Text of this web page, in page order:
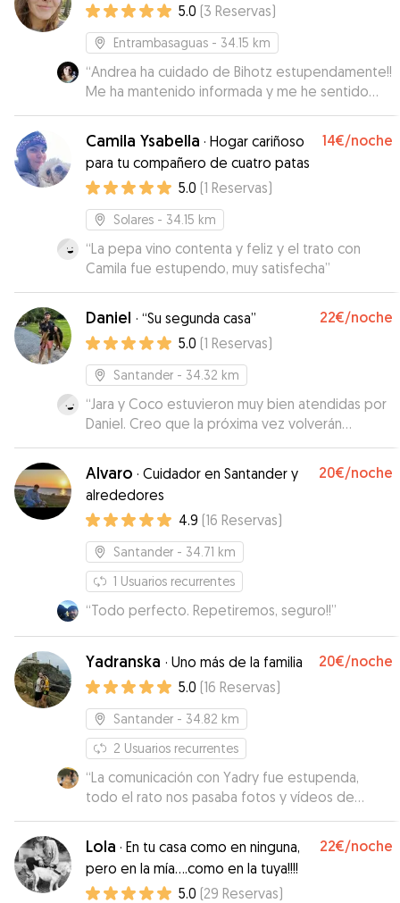
5.0 (3 Reservas)
Entrambasaguas - 34.15 km
“Andrea ha cuidado de Bihotz estupendamente!!
Me ha mantenido informada y me he sentido
muy agusto con ella, y lo más importante es que
Bihotz ha estado como en casa. Repetiré!!”
Camila Ysabella · Hogar cariñoso
para tu compañero de cuatro patas
14€/noche
5.0 (1 Reservas)
Solares - 34.15 km
“La pepa vino contenta y feliz y el trato con
Camila fue estupendo, muy satisfecha”
Daniel · “Su segunda casa” 22€/noche
5.0 (1 Reservas)
Santander - 34.32 km
“Jara y Coco estuvieron muy bien atendidas por
Daniel. Creo que la próxima vez volverán
contentas. La comunicación con nosotros
también fue buena, nos envió fotos, vídeos...
Contaremos con él la próxima vez que
necesitemos dejar a nuestras peludas con
alguien”
Alvaro · Cuidador en Santander y
alrededores
20€/noche
4.9 (16 Reservas)
Santander - 34.71 km
1 Usuarios recurrentes
“Todo perfecto. Repetiremos, seguro!!”
Yadranska · Uno más de la familia 20€/noche
5.0 (16 Reservas)
Santander - 34.82 km
2 Usuarios recurrentes
“La comunicación con Yadry fue estupenda,
todo el rato nos pasaba fotos y vídeos de
Weasley y se le veía muy bien. Si algún día
vuelvo a necesitar que alguien se quede con él,
no dudaría en volver a escribirles a ella y a su
pareja 😊”
Lola · En tu casa como en ninguna,
pero en la mía....como en la tuya!!!!
22€/noche
5.0 (29 Reservas)